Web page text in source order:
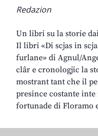
Redazion
Un libri su la storie
Il libri «Di scjas in
furlane» di Agnul/
clâr e cronologjic la
mostrant tant che il
presince costante
fortunade di Floramo